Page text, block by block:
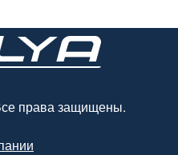
права защищены.